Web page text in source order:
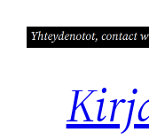
sisältöön